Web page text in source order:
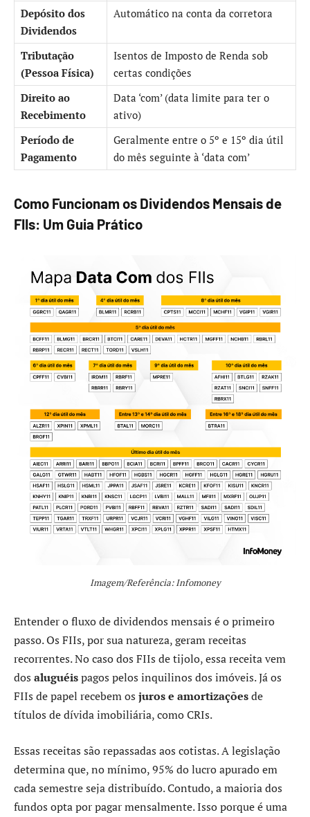
Depósito dos
Dividendos
Automático na conta da corretora
Tributação
(Pessoa Física)
Isentos de Imposto de Renda sob
certas condições
Direito ao
Recebimento
Data ‘com’ (data limite para ter o
ativo)
Período de
Pagamento
Geralmente entre o 5º e 15º dia útil
do mês seguinte à ‘data com’
Como Funcionam os Dividendos Mensais de
FIIs: Um Guia Prático
Imagem/Referência: Infomoney
Entender o fluxo de dividendos mensais é o primeiro
passo. Os FIIs, por sua natureza, geram receitas
recorrentes. No caso dos FIIs de tijolo, essa receita vem
dos aluguéispagos pelos inquilinos dos imóveis. Já os
FIIs de papel recebem os juros e amortizaçõesde
títulos de dívida imobiliária, como CRIs.
Essas receitas são repassadas aos cotistas. A legislação
determina que, no mínimo, 95% do lucro apurado em
cada semestre seja distribuído. Contudo, a maioria dos
fundos opta por pagar mensalmente. Isso porque é uma